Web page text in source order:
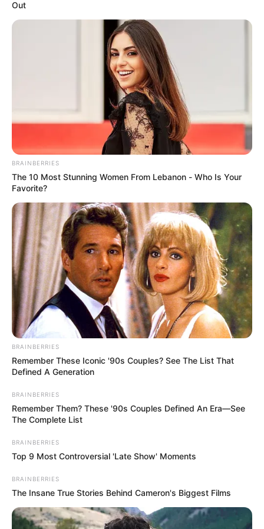
ALERTA BOGOTÁ EN GOOGLE NEWS
TEMAS RELACIONADOS
MELINA RAMÍREZ MATEO CARVAJAL
MANTÉNGASE EN ALERTA
interesan. Para estar bien informado, por
favor, active las notificaciones de Alerta.
ACTIVAR AHORA
TEMAS DESTACADOS
EMERGENCIAS POR LLUVIAS
FUERTES LLUVIAS
VIA AL LLANO
LIGA BETPLAY
METRO DE MEDELLÍN
CORTES DE LUZ
FENÓMENO DEL NIÑO
Out
BRAINBERRIES
The 10 Most Stunning Women From Lebanon - Who Is Your
Favorite?
BRAINBERRIES
Remember These Iconic '90s Couples? See The List That
Defined A Generation
BRAINBERRIES
Remember Them? These '90s Couples Defined An Era—See
The Complete List
BRAINBERRIES
Top 9 Most Controversial 'Late Show' Moments
BRAINBERRIES
The Insane True Stories Behind Cameron's Biggest Films